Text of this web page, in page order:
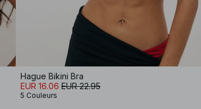
Hague Bikini Bra
EUR 16.06 EUR 22.95
5 Couleurs